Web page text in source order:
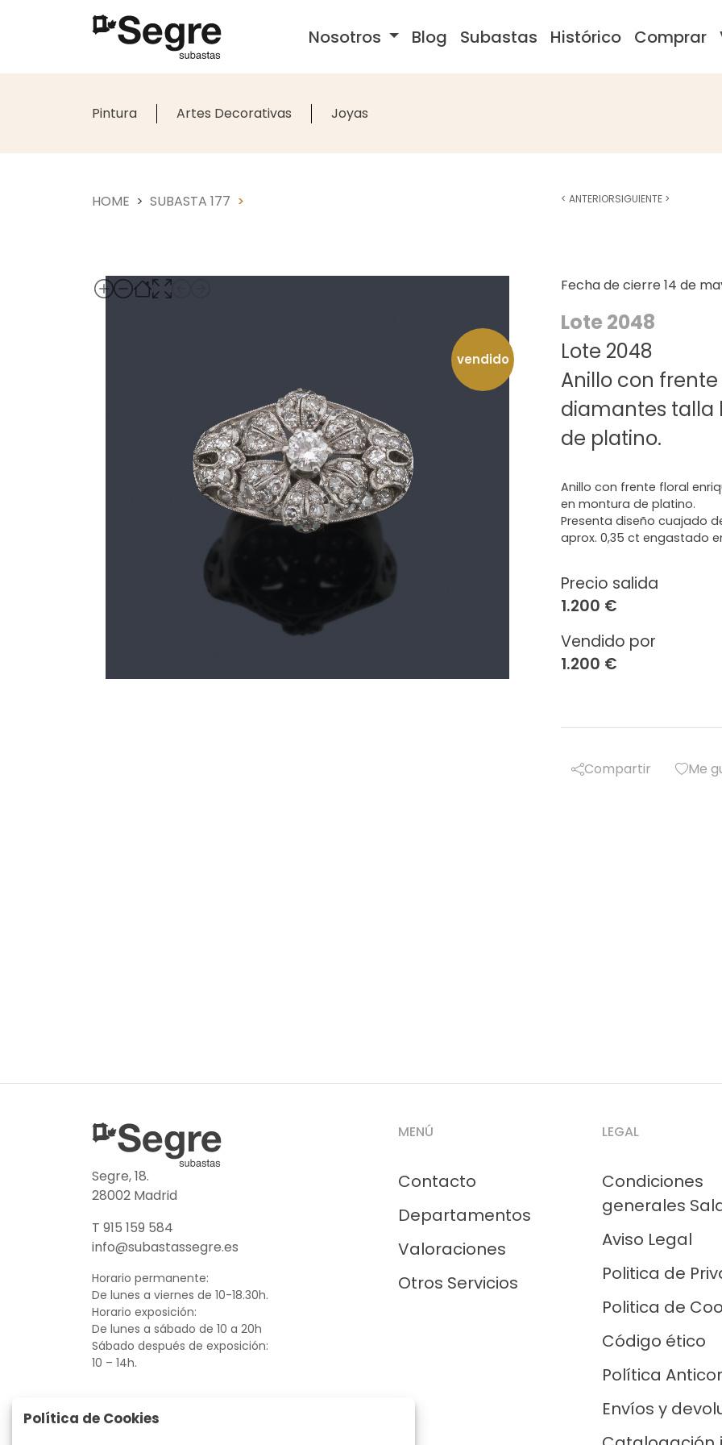
Nosotros Blog Subastas Histórico Comprar
Pintura Artes Decorativas Joyas
HOME SUBASTA 177
Fecha de cierre 14 de
Lote 2048
Lote 2048
Anillo con
diamantes talla
de platino.
vendido
Precio salida
1.200 €
Vendido por
1.200 €
Anillo con frente floral
en montura de platino.
Presenta diseño cuajado
aprox. 0,35 ct engastado
Compartir Me
< ANTERIORSIGUIENTE >
Segre, 18.
28002 Madrid
T 915 159 584
info@subastassegre.es
Horario permanente:
De lunes a viernes de 10-18.30h.
Horario exposición:
De lunes a sábado de 10 a 20h
Sábado después de exposición:
10 – 14h.
MENÚ
Contacto
Departamentos
Valoraciones
Otros Servicios
LEGAL
Condiciones
generales
Aviso Legal
Politica de
Politica de
Código ético
Política
Envíos y
Política de Cookies